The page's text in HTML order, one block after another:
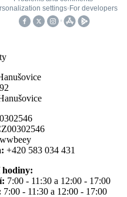
+420 583 034 431
7:00 - 11:30 a 12:00 - 17:00
7:00 - 11:30 a 12:00 - 17:00